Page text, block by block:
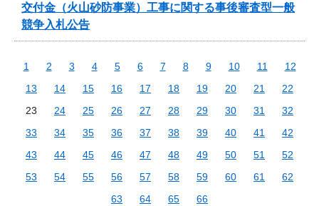
交付金（火山砂防事業）工事に関する事後審査型一般
競争入札公告
1 2 3 4 5 6 7 8 9 10 11
12
13
14 15 16 17 18 19 20 21
22
23
24 25 26 27 28 29 30 31
32
33
34 35 36 37 38 39 40 41
42
43
44 45 46 47 48 49 50 51
52
53
54 55 56 57 58 59 60 61
62
63
64 65 66